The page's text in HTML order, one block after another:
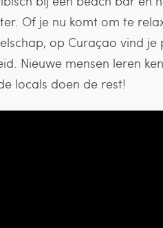
Of je nu komt om te
op Curaçao vind je
Nieuwe mensen leren
locals doen de rest!